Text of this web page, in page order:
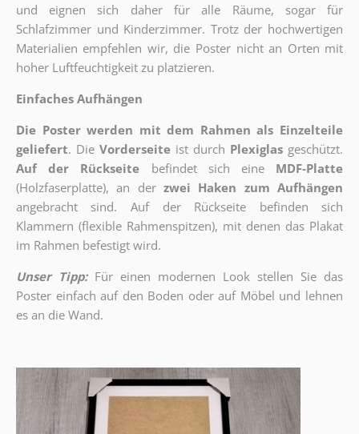
und eignen sich daher für alle Räume, sogar für
Schlafzimmer und Kinderzimmer. Trotz der hochwertigen
Materialien empfehlen wir, die Poster nicht an Orten mit
hoher Luftfeuchtigkeit zu platzieren.
Einfaches Aufhängen
Die Poster werden mit dem Rahmen als Einzelteile
geliefert. Die Vorderseite ist durch Plexiglas geschützt.
Auf der Rückseite
befindet sich eine
MDF-Platte
(Holzfaserplatte), an der zwei Haken zum Aufhängen
angebracht sind.
Auf der Rückseite befinden sich
Klammern (flexible Rahmenspitzen), mit denen das Plakat
im Rahmen befestigt wird.
Unser Tipp: Für einen modernen Look stellen Sie das
Poster einfach auf den Boden oder auf Möbel und lehnen
es an die Wand.